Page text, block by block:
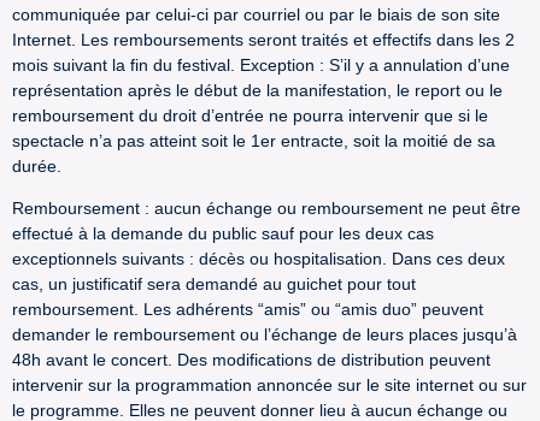
communiquée par celui-ci par courriel ou par le biais de son site
Internet. Les remboursements seront traités et effectifs dans les 2
mois suivant la fin du festival. Exception : S’il y a annulation d’une
représentation après le début de la manifestation, le report ou le
remboursement du droit d’entrée ne pourra intervenir que si le
spectacle n’a pas atteint soit le 1er entracte, soit la moitié de sa
durée.
Remboursement : aucun échange ou remboursement ne peut être
effectué à la demande du public sauf pour les deux cas
exceptionnels suivants : décès ou hospitalisation. Dans ces deux
cas, un justificatif sera demandé au guichet pour tout
remboursement. Les adhérents “amis” ou “amis duo” peuvent
demander le remboursement ou l’échange de leurs places jusqu’à
48h avant le concert. Des modifications de distribution peuvent
intervenir sur la programmation annoncée sur le site internet ou sur
le programme. Elles ne peuvent donner lieu à aucun échange ou